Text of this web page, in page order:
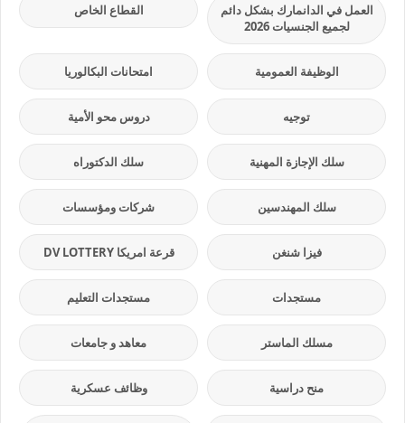
العمل في الدانمارك بشكل دائم
لجميع الجنسيات 2026
القطاع الخاص
الوظيفة العمومية امتحانات البكالوريا
توجيه دروس محو الأمية
سلك الإجازة المهنية سلك الدكتوراه
سلك المهندسين شركات ومؤسسات
فيزا شنغن قرعة امريكا DV LOTTERY
مستجدات مستجدات التعليم
مسلك الماستر معاهد و جامعات
منح دراسية وظائف عسكرية